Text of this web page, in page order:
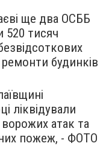
ще два ОСББ
520 тисяч
будинків
ліквідували
ворожих атак та
пожеж, - ФОТО